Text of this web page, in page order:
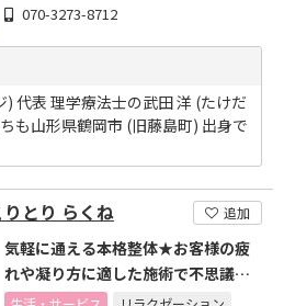
070-3273-8712
代表 理学療法士の武田 洋 (たけだ
も山形県鶴岡市 (旧藤島町) 出身で
とり らくね 追加
気軽に通える本格整体★お客様の疲
れや凝り方に適した施術で不思議な
位、ほぐれてきます★